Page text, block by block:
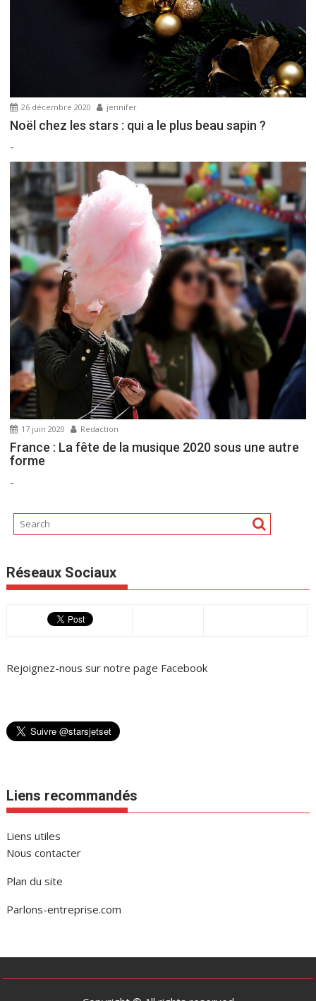
26 décembre 2020 jennifer
Noël chez les stars : qui a le plus beau sapin ?
-
17 juin 2020 Redaction
France : La fête de la musique 2020 sous une autre
forme
-
Réseaux Sociaux
Rejoignez-nous surnotre page Facebook
Liens recommandés
Liens utiles
Nous contacter
Plan du site
Parlons-entreprise.com